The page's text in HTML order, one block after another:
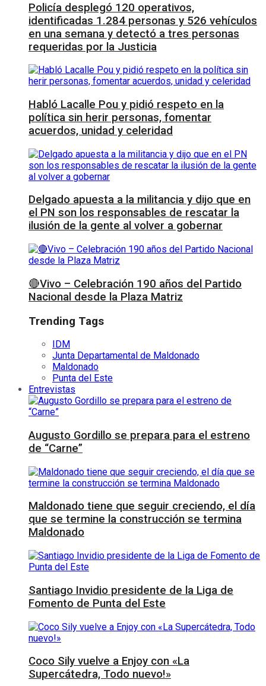
Policía desplegó 120 operativos,
identificadas 1.284 personas y 526 vehículos
en una semana y detectó a tres personas
requeridas por la Justicia
Habló Lacalle Pou y pidió respeto en la
política sin herir personas, fomentar
acuerdos, unidad y celeridad
Delgado apuesta a la militancia y dijo que en
el PN son los responsables de rescatar la
ilusión de la gente al volver a gobernar
🔴Vivo – Celebración 190 años del Partido
Nacional desde la Plaza Matriz
Trending Tags
IDM
Junta Departamental de Maldonado
Maldonado
Punta del Este
Entrevistas
Augusto Gordillo se prepara para el estreno
de “Carne”
Maldonado tiene que seguir creciendo, el día
que se termine la construcción se termina
Maldonado
Santiago Invidio presidente de la Liga de
Fomento de Punta del Este
Coco Sily vuelve a Enjoy con «La
Supercátedra, Todo nuevo!»